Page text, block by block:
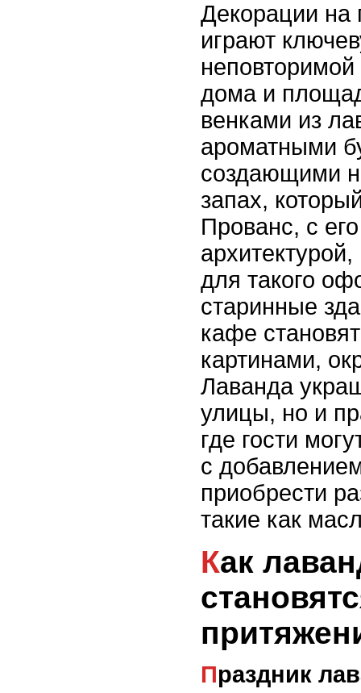
Декорации на
играют
дома и
венками из
ароматными
создающими
запах,
Прованс, с
для такого
старинные
кафе
картинами,
Лаванда
улицы, но и
где гости
с
приобрести
такие как
Как лавандовые поля
Праздник лаванды и его